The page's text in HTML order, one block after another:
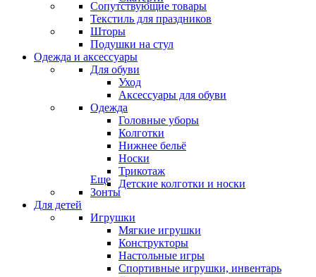
Сопутствующие товары
Текстиль для праздников
Шторы
Подушки на стул
Одежда и аксессуары
Для обуви
Уход
Аксессуары для обуви
Одежда
Головные уборы
Колготки
Нижнее бельё
Носки
Трикотаж
Детские колготки и носки
Еще
Зонты
Для детей
Игрушки
Мягкие игрушки
Конструкторы
Настольные игры
Спортивные игрушки, инвентарь